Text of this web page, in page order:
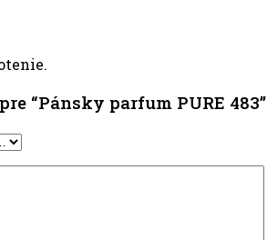
“Pánsky parfum PURE 483”